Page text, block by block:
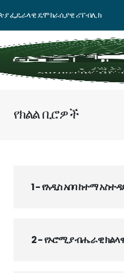
ፌዴራላዊ ዴሞክራሲያዊ ሪፐብሊክ
የክልል ቢሮዎች
1 - የአዲስ አበባ ከተማ
2 - የኦሮሚያ ብሔራዊ